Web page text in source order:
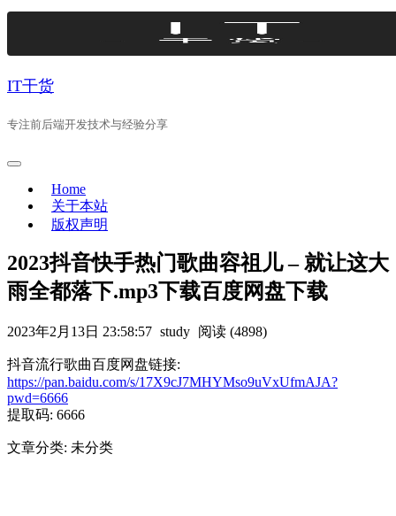
Skip
IT干货
专注前后端开发技术与经验分享
Home
关于本站
版权声明
2023抖音快手热门歌曲容祖儿 – 就让这大
雨全都落下.mp3下载百度网盘下载
2023年2月13日 23:58:57 study 阅读 (4898)
抖音流行歌曲百度网盘链接:
https://pan.baidu.com/s/17X9cJ7MHYMso9uVxUfmAJA?
pwd=6666
提取码: 6666
文章分类: 未分类